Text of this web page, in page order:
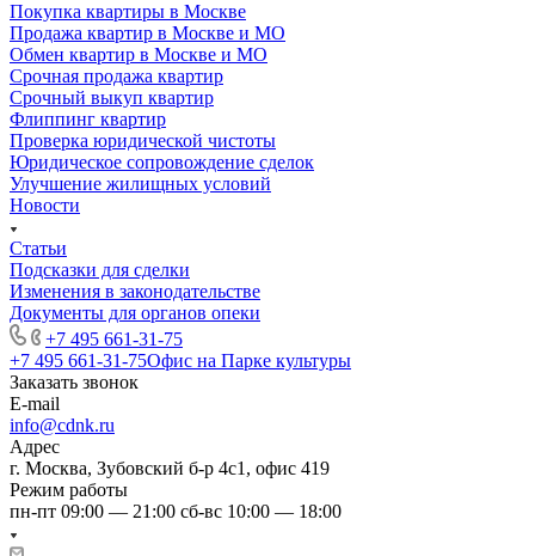
Покупка квартиры в Москве
Продажа квартир в Москве и МО
Обмен квартир в Москве и МО
Срочная продажа квартир
Срочный выкуп квартир
Флиппинг квартир
Проверка юридической чистоты
Юридическое сопровождение сделок
Улучшение жилищных условий
Новости
Статьи
Подсказки для сделки
Изменения в законодательстве
Документы для органов опеки
+7 495 661-31-75
+7 495 661-31-75Офис на Парке культуры
Заказать звонок
E-mail
info@cdnk.ru
Адрес
г. Москва, Зубовский б-р 4с1, офис 419
Режим работы
пн-пт 09:00 — 21:00 сб-вс 10:00 — 18:00